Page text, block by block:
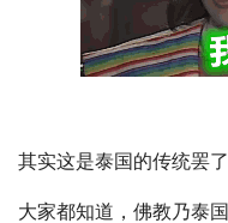
其实这是泰国的传统罢了
大家都知道，佛教乃泰